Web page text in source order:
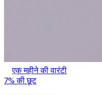
एक महीने की वारंटी
7% की छूट